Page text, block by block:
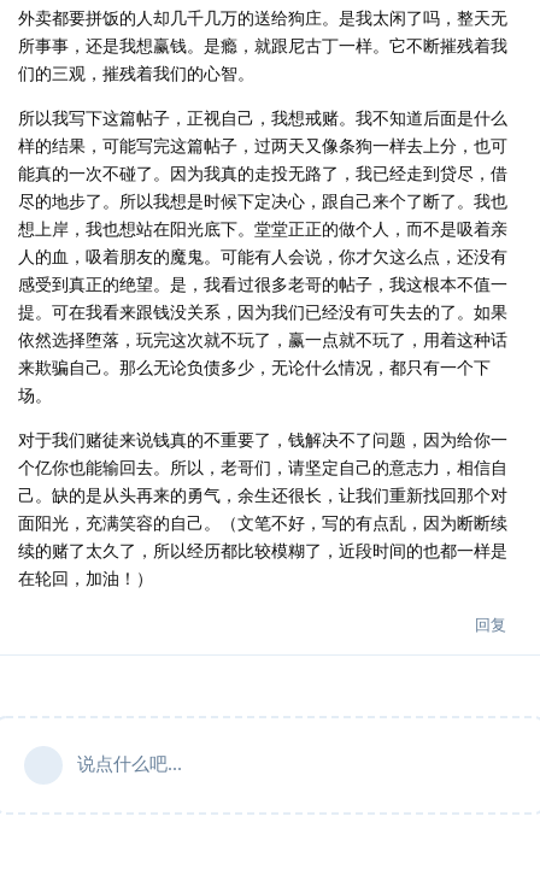
外卖都要拼饭的人却几千几万的送给狗庄。是我太闲了吗，整天无
所事事，还是我想赢钱。是瘾，就跟尼古丁一样。它不断摧残着我
们的三观，摧残着我们的心智。
所以我写下这篇帖子，正视自己，我想戒赌。我不知道后面是什么
样的结果，可能写完这篇帖子，过两天又像条狗一样去上分，也可
能真的一次不碰了。因为我真的走投无路了，我已经走到贷尽，借
尽的地步了。所以我想是时候下定决心，跟自己来个了断了。我也
想上岸，我也想站在阳光底下。堂堂正正的做个人，而不是吸着亲
人的血，吸着朋友的魔鬼。可能有人会说，你才欠这么点，还没有
感受到真正的绝望。是，我看过很多老哥的帖子，我这根本不值一
提。可在我看来跟钱没关系，因为我们已经没有可失去的了。如果
依然选择堕落，玩完这次就不玩了，赢一点就不玩了，用着这种话
来欺骗自己。那么无论负债多少，无论什么情况，都只有一个下
场。
对于我们赌徒来说钱真的不重要了，钱解决不了问题，因为给你一
个亿你也能输回去。所以，老哥们，请坚定自己的意志力，相信自
己。缺的是从头再来的勇气，余生还很长，让我们重新找回那个对
面阳光，充满笑容的自己。（文笔不好，写的有点乱，因为断断续
续的赌了太久了，所以经历都比较模糊了，近段时间的也都一样是
在轮回，加油！）
回复
说点什么吧...